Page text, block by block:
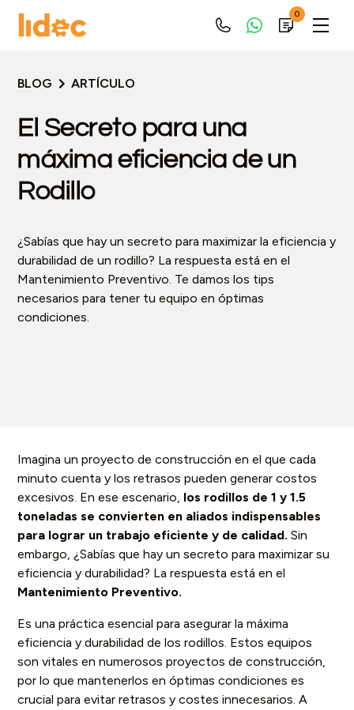
0
BLOG ARTÍCULO
El Secreto para una
máxima eficiencia de un
Rodillo
¿Sabías que hay un secreto para maximizar la eficiencia y
durabilidad de un rodillo? La respuesta está en el
Mantenimiento Preventivo. Te damos los tips
necesarios para tener tu equipo en óptimas
condiciones.
Imagina un proyecto de construcción en el que cada
minuto cuenta y los retrasos pueden generar costos
excesivos. En ese escenario, los rodillos de 1 y 1.5
toneladas se convierten en aliados indispensables
para lograr un trabajo eficiente y de calidad. Sin
embargo, ¿Sabías que hay un secreto para maximizar su
eficiencia y durabilidad? La respuesta está en el
Mantenimiento Preventivo.
Es una práctica esencial para asegurar la máxima
eficiencia y durabilidad de los rodillos. Estos equipos
son vitales en numerosos proyectos de construcción,
por lo que mantenerlos en óptimas condiciones es
crucial para evitar retrasos y costes innecesarios. A